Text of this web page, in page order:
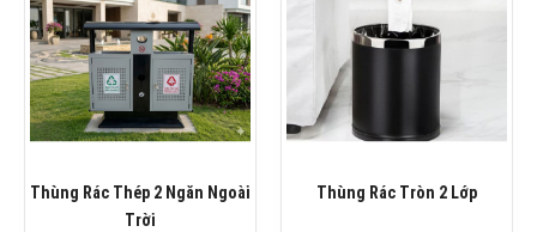
Thùng Rác Thép 2 Ngăn Ngoài
Trời
Thùng Rác Tròn 2 Lớp